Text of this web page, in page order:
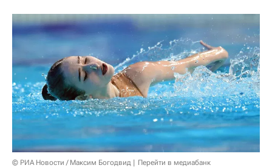
© РИА Новости / Максим Богодвид Перейти в медиабанк